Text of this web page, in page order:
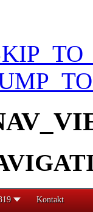
Kontakt